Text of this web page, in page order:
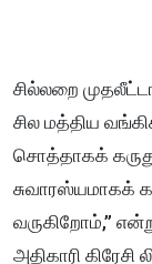
சில்லறை
சில மத்திய
சொத்தாகக்
சுவாரஸ்யமாகக்
வருகிறோம்,”
அதிகாரி